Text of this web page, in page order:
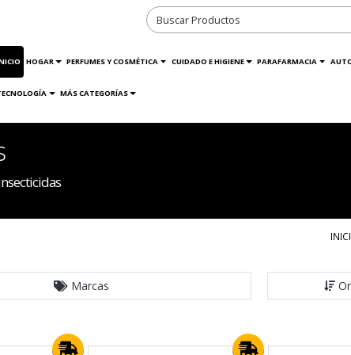
HOGAR PERFUMES Y COSMÉTICA CUIDADO E HIGIENE PARAFARMACIA
MÁS CATEGORÍAS
Marcas